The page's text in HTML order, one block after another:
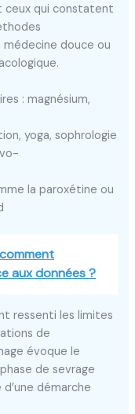
ceux qui constatent
médecine douce ou
: magnésium,
yoga, sophrologie
la paroxétine ou
aux données ?
ressenti les limites
de
évoque le
de sevrage
démarche